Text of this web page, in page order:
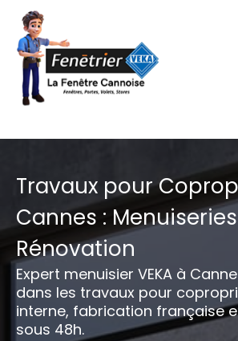
contenu
Travaux pour
Cannes :
Rénovation
Expert menuisier VEKA à
dans les travaux pour
interne, fabrication française
sous 48h.